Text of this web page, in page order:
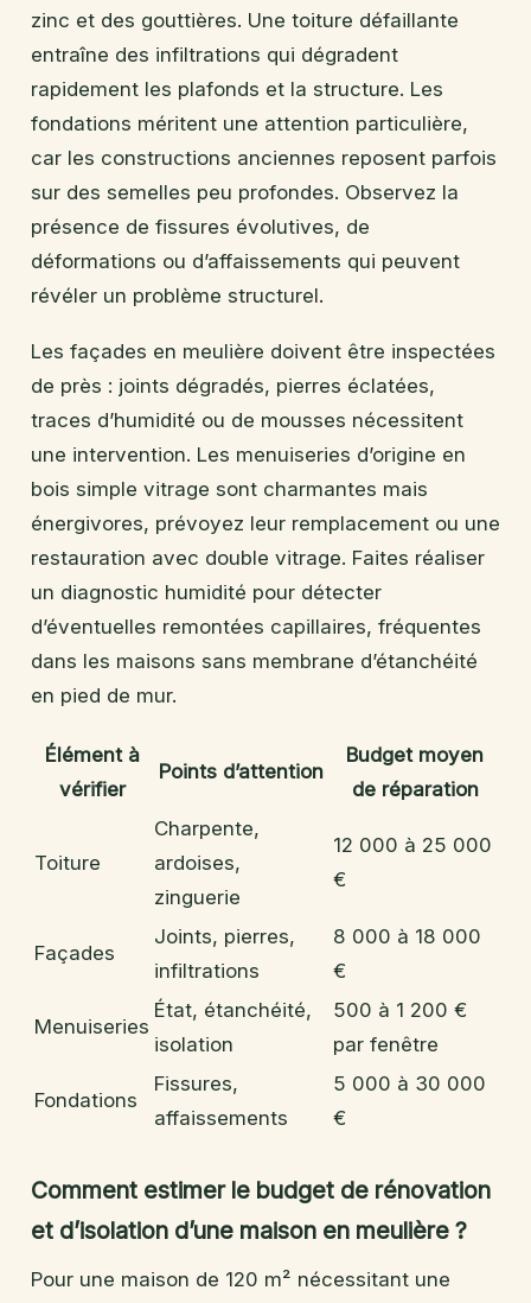
zinc et des gouttières. Une toiture défaillante
entraîne des infiltrations qui dégradent
rapidement les plafonds et la structure. Les
fondations méritent une attention particulière,
car les constructions anciennes reposent parfois
sur des semelles peu profondes. Observez la
présence de fissures évolutives, de
déformations ou d’affaissements qui peuvent
révéler un problème structurel.
Les façades en meulière doivent être inspectées
de près : joints dégradés, pierres éclatées,
traces d’humidité ou de mousses nécessitent
une intervention. Les menuiseries d’origine en
bois simple vitrage sont charmantes mais
énergivores, prévoyez leur remplacement ou une
restauration avec double vitrage. Faites réaliser
un diagnostic humidité pour détecter
d’éventuelles remontées capillaires, fréquentes
dans les maisons sans membrane d’étanchéité
en pied de mur.
Élément à
vérifier
Points d’attention
Budget moyen
de réparation
Toiture
Charpente,
ardoises,
zinguerie
12 000 à 25 000
€
Façades
Joints, pierres,
infiltrations
8 000 à 18 000
€
Menuiseries
État, étanchéité,
isolation
500 à 1 200 €
par fenêtre
Fondations
Fissures,
affaissements
5 000 à 30 000
€
Comment estimer le budget de rénovation
et d’isolation d’une maison en meulière ?
Pour une maison de 120 m² nécessitant une